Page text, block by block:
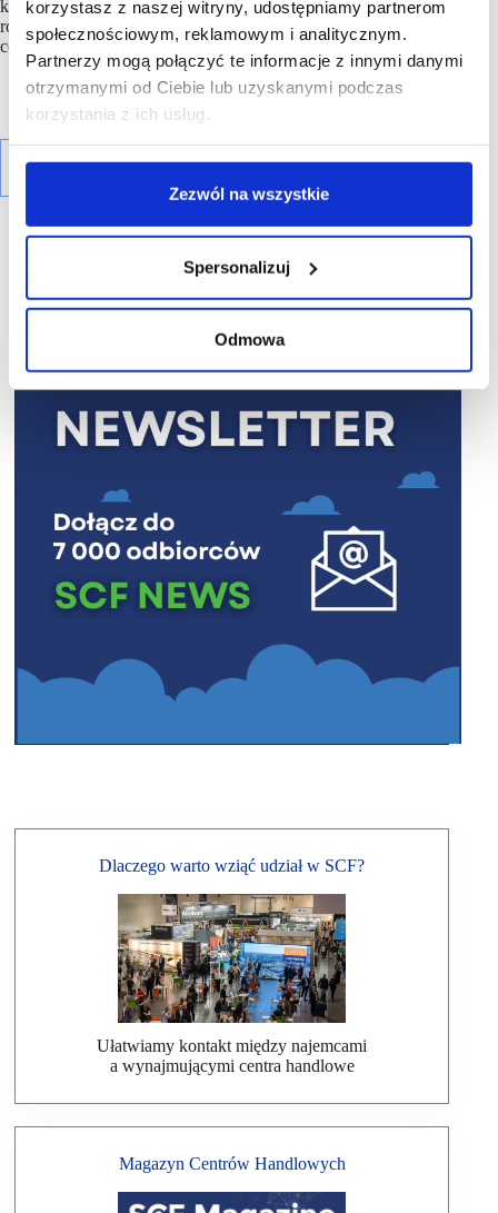
korzystasz z naszej witryny, udostępniamy partnerom
społecznościowym, reklamowym i analitycznym.
Partnerzy mogą połączyć te informacje z innymi danymi
otrzymanymi od Ciebie lub uzyskanymi podczas
korzystania z ich usług.
Zezwól na wszystkie
Spersonalizuj
Odmowa
kolejne otwarcia poza Kanadą w Niemczech i Danii. Marka
rozważa także współpracę z partnerami z Arabii Saudyjskiej,
co może otworzyć drzwi do rynków Bliskiego Wschodu.
R E K L A M A
Dlaczego warto wziąć udział w SCF?
Ułatwiamy kontakt między najemcami
a wynajmującymi centra handlowe
Magazyn Centrów Handlowych